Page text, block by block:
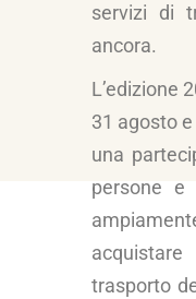
servizi di
ancora.
L’edizione
31 agosto
una
persone e
trasporto